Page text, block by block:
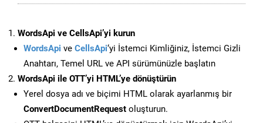
WordsApi ve CellsApi’yi kurun
WordsApi ve CellsApi‘yi İstemci Kimliğiniz, İstemci Gizli
Anahtarı, Temel URL ve API sürümünüzle başlatın
WordsApi ile OTT’yi HTML’ye dönüştürün
Yerel dosya adı ve biçimi HTML olarak ayarlanmış bir
ConvertDocumentRequest oluşturun.